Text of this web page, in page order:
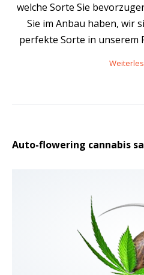
welche Sorte Sie
Sie im Anbau haben, wir
perfekte Sorte in unserem
Auto-flowering cannabis